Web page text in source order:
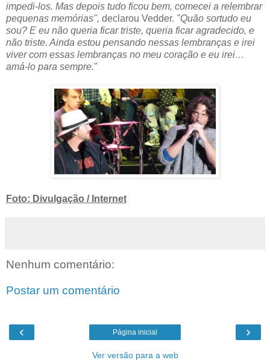
impedi-los. Mas depois tudo ficou bem, comecei a relembrar
pequenas memórias", declarou Vedder. "Quão sortudo eu
sou? E eu não queria ficar triste, queria ficar agradecido, e
não triste. Ainda estou pensando nessas lembranças e irei
viver com essas lembranças no meu coração e eu irei…
amá-lo para sempre."
Foto: Divulgação / Internet
Nenhum comentário:
Postar um comentário
‹ ›
Página inicial
Ver versão para a web